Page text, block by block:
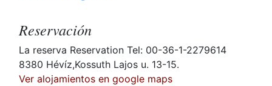
Reservación
La reserva Reservation Tel: 00-36-1-2279614
8380 Hévíz,Kossuth Lajos u. 13-15.
Ver alojamientos en google maps